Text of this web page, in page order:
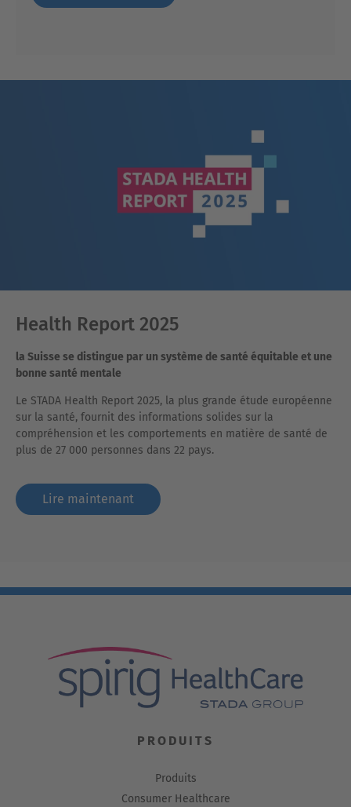
Health Report 2025
la Suisse se distingue par un système de santé équitable et une
bonne santé mentale
Le STADA Health Report 2025, la plus grande étude européenne
sur la santé, fournit des informations solides sur la
compréhension et les comportements en matière de santé de
plus de 27 000 personnes dans 22 pays.
Lire maintenant
PRODUITS
Produits
Consumer Healthcare